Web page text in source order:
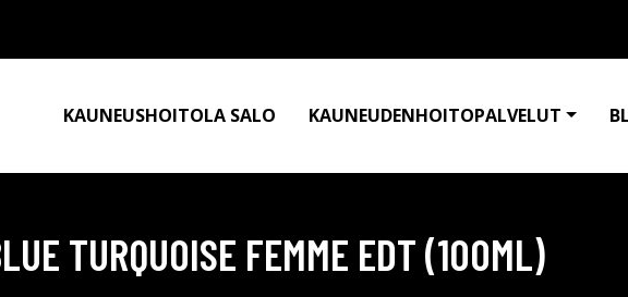
KAUNEUSHOITOLA SALO KAUNEUDENHOITOPALVELUT
TURQUOISE FEMME EDT (100ML)